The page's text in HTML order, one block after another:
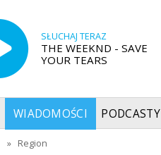
SŁUCHAJ TERAZ
THE WEEKND - SAVE
YOUR TEARS
WIADOMOŚCI PODCASTY
» Region